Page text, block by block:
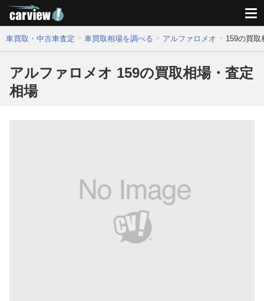
車買取・中古車査定 車買取相場を調べる アルファロメオ 159の買取
アルファロメオ 159の買取相場・査定
相場